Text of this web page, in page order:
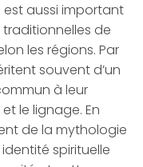
est aussi important
de
les régions. Par
souvent d’un
à leur
le lignage. En
de la mythologie
spirituelle